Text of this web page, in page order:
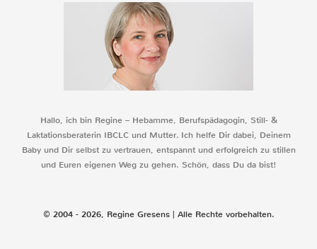
Hallo, ich bin Regine – Hebamme, Berufspädagogin, Still- &
Laktationsberaterin IBCLC und Mutter. Ich helfe Dir dabei, Deinem
Baby und Dir selbst zu vertrauen, entspannt und erfolgreich zu stillen
und Euren eigenen Weg zu gehen. Schön, dass Du da bist!
© 2004 - 2026, Regine Gresens | Alle Rechte vorbehalten.